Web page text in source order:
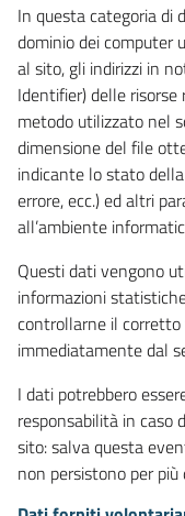
In questa categoria di
dominio dei computer
al sito, gli indirizzi in
Identifier) delle risorse
metodo utilizzato nel
dimensione del file
indicante lo stato
errore, ecc.) ed altri
all’ambiente
Questi dati vengono
informazioni
controllarne il
immediatamente dal
I dati potrebbero
responsabilità in caso
sito: salva questa
non persistono per